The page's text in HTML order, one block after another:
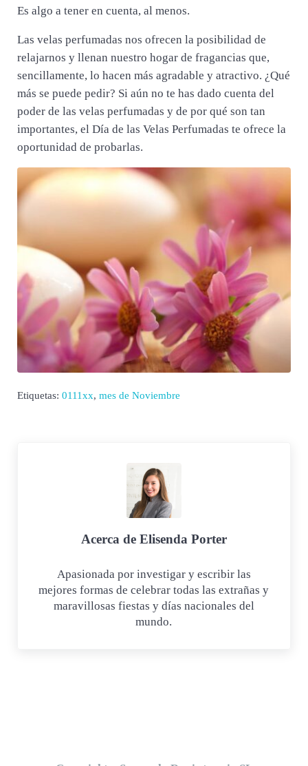
Es algo a tener en cuenta, al menos.
Las velas perfumadas nos ofrecen la posibilidad de
relajarnos y llenan nuestro hogar de fragancias que,
sencillamente, lo hacen más agradable y atractivo. ¿Qué
más se puede pedir? Si aún no te has dado cuenta del
poder de las velas perfumadas y de por qué son tan
importantes, el Día de las Velas Perfumadas te ofrece la
oportunidad de probarlas.
Etiquetas: 0111xx, mes de Noviembre
Acerca de Elisenda Porter
Apasionada por investigar y escribir las
mejores formas de celebrar todas las extrañas y
maravillosas fiestas y días nacionales del
mundo.